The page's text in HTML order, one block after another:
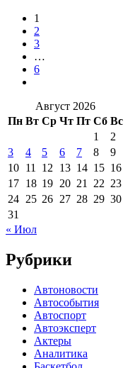
1
2
3
…
6
Август 2026
Пн Вт Ср Чт Пт Сб Вс
1
2
3
4 5 6 7 8
9
10 11 12 13 14 15 16
17 18 19 20 21 22 23
24 25 26 27 28 29 30
31
« Июл
Рубрики
Автоновости
Автособытия
Автоспорт
Автоэксперт
Актеры
Аналитика